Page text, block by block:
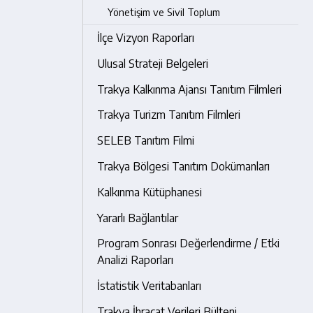
Yönetişim ve Sivil Toplum
İlçe Vizyon Raporları
Ulusal Strateji Belgeleri
Trakya Kalkınma Ajansı Tanıtım Filmleri
Trakya Turizm Tanıtım Filmleri
SELEB Tanıtım Filmi
Trakya Bölgesi Tanıtım Dokümanları
Kalkınma Kütüphanesi
Yararlı Bağlantılar
Program Sonrası Değerlendirme / Etki
Analizi Raporları
İstatistik Veritabanları